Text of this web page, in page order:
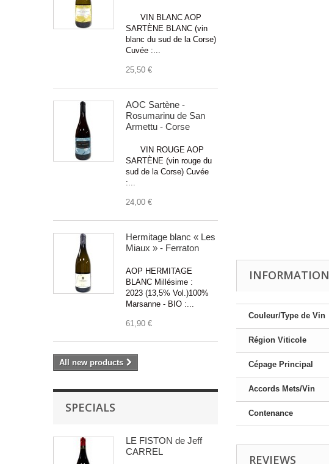
VIN BLANC AOP
SARTÈNE BLANC (vin
blanc du sud de la Corse)
Cuvée :...
25,50 €
AOC Sartène -
Rosumarinu de San
Armettu - Corse
VIN ROUGE AOP
SARTÈNE (vin rouge du
sud de la Corse) Cuvée
:...
24,00 €
Hermitage blanc « Les
Miaux » - Ferraton
AOP HERMITAGE
BLANC Millésime :
2023 (13,5% Vol.)100%
Marsanne - BIO :...
61,90 €
All new products
SPECIALS
LE FISTON de Jeff
CARREL
INFORMATION
Couleur/Type de Vin
Région Viticole
Cépage Principal
Accords Mets/Vin
Contenance
REVIEWS